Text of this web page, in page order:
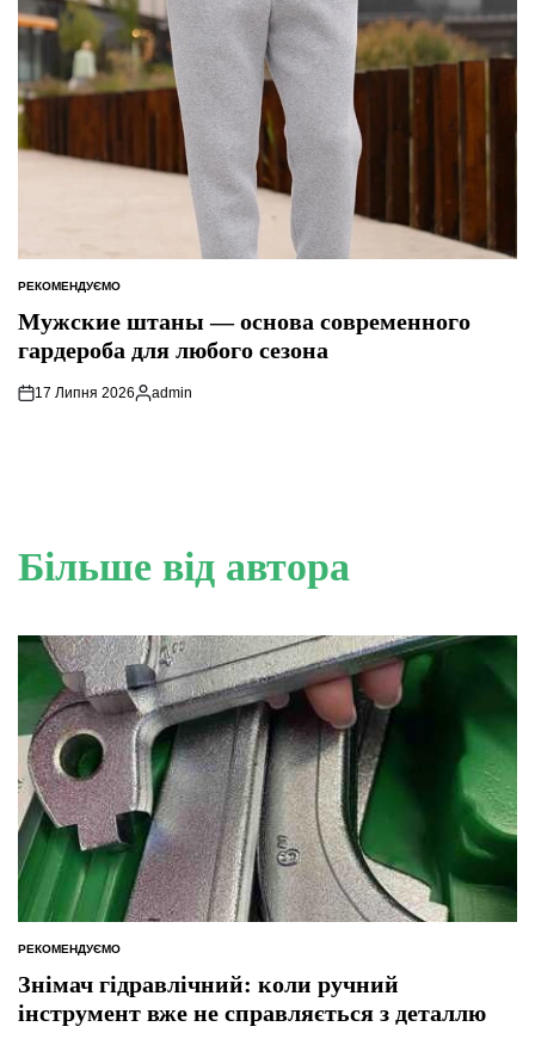
ОПУБЛІКУВАТИ
РЕКОМЕНДУЄМО
Мужские штаны — основа современного
гардероба для любого сезона
17 Липня 2026
Опубліковано
admin
Більше від автора
ОПУБЛІКУВАТИ
РЕКОМЕНДУЄМО
Знімач гідравлічний: коли ручний
інструмент вже не справляється з деталлю